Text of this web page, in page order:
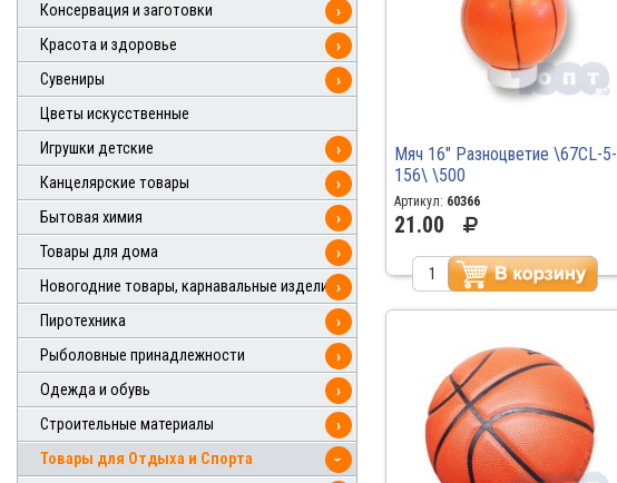
Консервация и заготовки
›
Красота и здоровье
›
Сувениры
›
Цветы искусственные
Игрушки детские
›
Канцелярские товары
›
Бытовая химия
›
Товары для дома
›
Новогодние товары, карнавальные изделия ›
Пиротехника
›
Рыболовные принадлежности
›
Одежда и обувь
›
Строительные материалы
›
Товары для Отдыха и Спорта
›
Мяч 16" Разноцветие \67CL-5-
156\ \500
Артикул: 60366
21.00